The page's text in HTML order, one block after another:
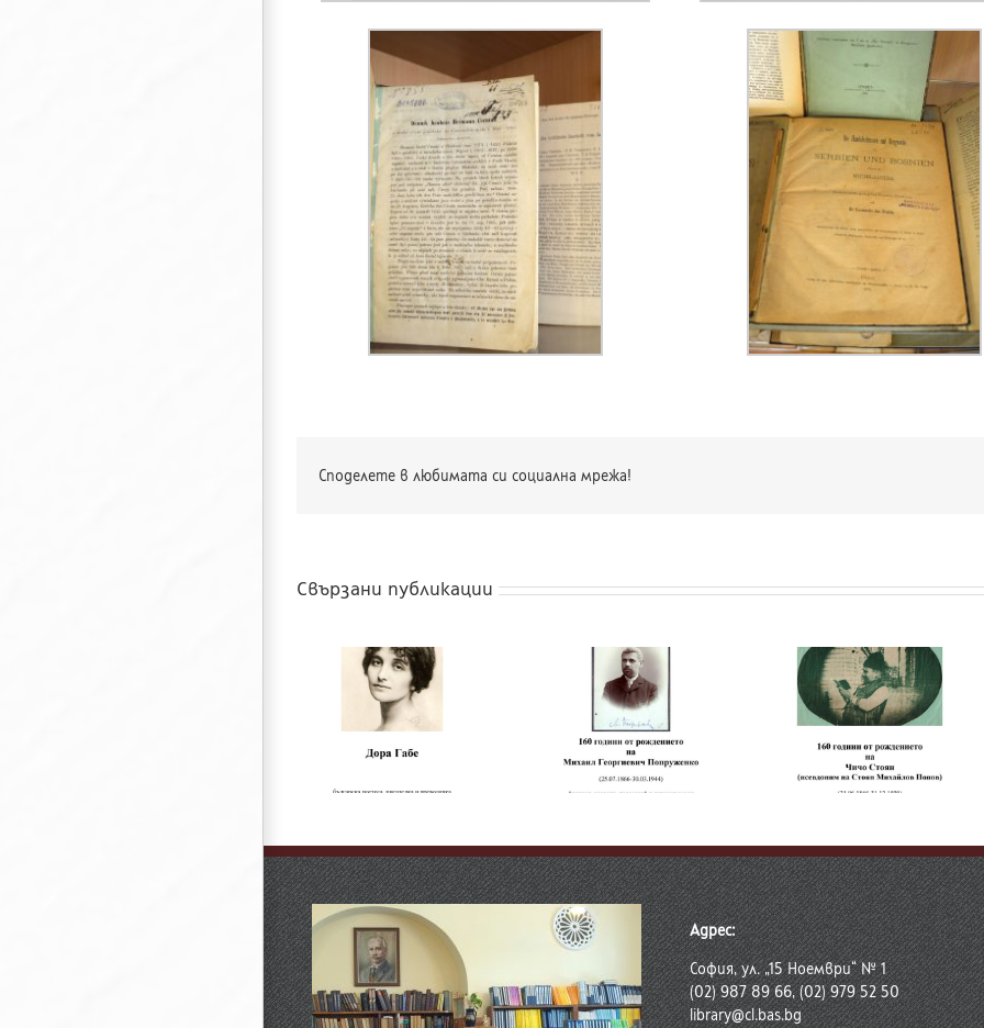
Споделете в любимата си социална мрежа!
Свързани публикации
160 години от
160 години от
рождението на
Чичо Стоян
(псевдоним на
Стоян Михайлов
160 години от
рождението на д-р
Кръстю Кръстев
Адрес:
София, ул. „15 Ноември“ № 1
(02) 987 89 66, (02) 979 52 50
library@cl.bas.bg